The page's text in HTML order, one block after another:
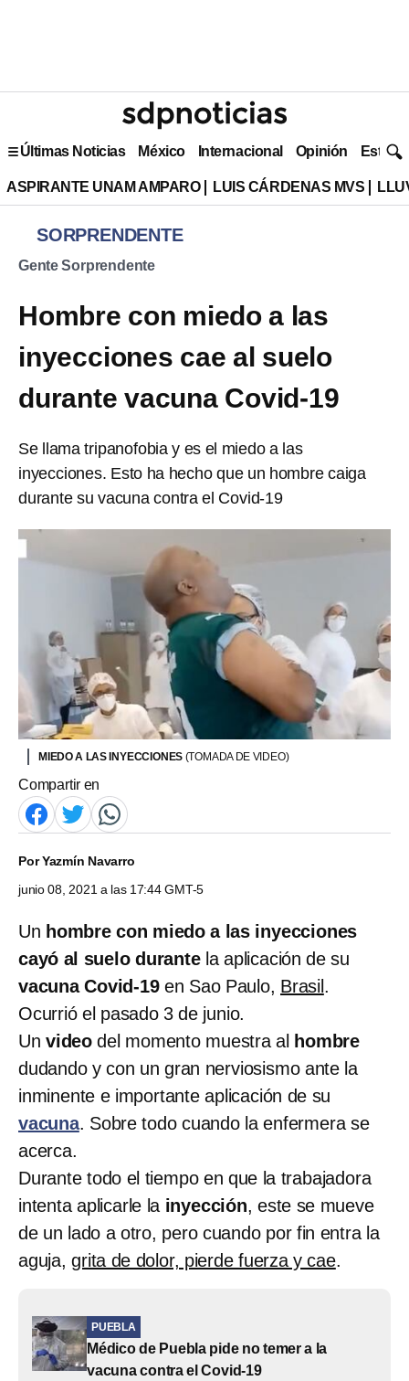
Últimas Noticias México Internacional Opinión Estilo
ASPIRANTE UNAM AMPARO LUIS CÁRDENAS MVS
SORPRENDENTE
Gente Sorprendente
Hombre con miedo a las
inyecciones cae al suelo
durante vacuna Covid-19
Se llama tripanofobia y es el miedo a las
inyecciones. Esto ha hecho que un hombre caiga
durante su vacuna contra el Covid-19
MIEDO A LAS INYECCIONES (TOMADA DE VIDEO)
Compartir en
PorYazmín Navarro
junio 08, 2021 a las 17:44 GMT-5
Un hombre con miedo a las inyecciones
cayó al suelo durantela aplicación de su
vacuna Covid-19en Sao Paulo, Brasil .
Ocurrió el pasado 3 de junio.
Un video del momento muestra al hombre
dudando y con un gran nerviosismo ante la
inminente e importante aplicación de su
vacuna. Sobre todo cuando la enfermera se
acerca.
Durante todo el tiempo en que la trabajadora
intenta aplicarle la inyección, este se mueve
de un lado a otro, pero cuando por fin entra la
aguja,grita de dolor, pierde fuerza y cae.
PUEBLA
Médico de Puebla pide no temer a la
vacuna contra el Covid-19